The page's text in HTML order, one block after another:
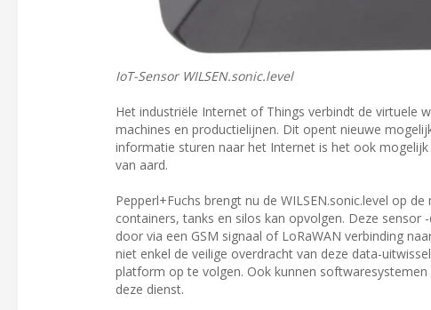
IoT-Sensor WILSEN.sonic.level
Het industriële Internet of Things verbindt de virtuele
machines en productielijnen. Dit opent nieuwe
informatie sturen naar het Internet is het ook
van aard.
Pepperl+Fuchs brengt nu de WILSEN.sonic.level op
containers, tanks en silos kan opvolgen. Deze
door via een GSM signaal of LoRaWAN verbinding
niet enkel de veilige overdracht van deze data-
platform op te volgen. Ook kunnen
deze dienst.